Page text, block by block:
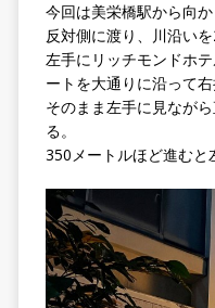
今回は美栄橋駅から向
反対側に渡り、川沿い
左手にリッチモンドホ
ートを大通りに沿って右
そのまま左手に見なが
る。
350メートルほど進むと